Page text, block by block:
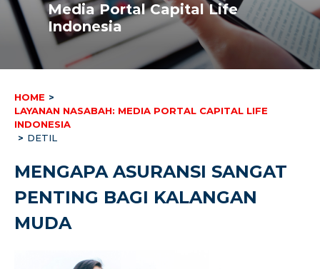
Media Portal Capital Life
Indonesia
HOME >
LAYANAN NASABAH: MEDIA PORTAL CAPITAL LIFE
INDONESIA
> DETIL
MENGAPA ASURANSI SANGAT
PENTING BAGI KALANGAN
MUDA